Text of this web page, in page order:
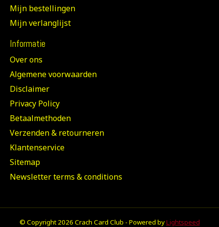
Mijn bestellingen
Mijn verlanglijst
Informatie
Over ons
Algemene voorwaarden
Disclaimer
Privacy Policy
Betaalmethoden
Verzenden & retourneren
Klantenservice
Sitemap
Newsletter terms & conditions
© Copyright 2026 Crach Card Club - Powered byLightspeed